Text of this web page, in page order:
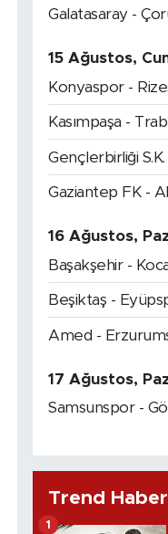
Galatasaray -
15 Ağustos,
Konyaspor -
Kasımpaşa -
Gençlerbirliği
Gaziantep FK -
16 Ağustos,
Başakşehir -
Beşiktaş -
Amed -
17 Ağustos,
Samsunspor -
Trend
1